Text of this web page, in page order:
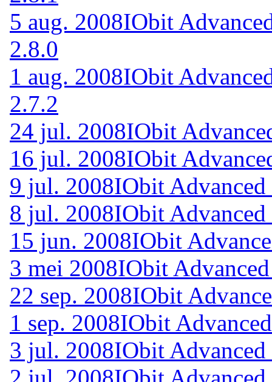
5 aug. 2008IObit
2.8.0
1 aug. 2008IObit
2.7.2
24 jul. 2008IObit
16 jul. 2008IObit
9 jul. 2008IObit Advanced
8 jul. 2008IObit Advanced
15 jun. 2008IObit
3 mei 2008IObit
22 sep. 2008IObit
1 sep. 2008IObit
3 jul. 2008IObit Advanced